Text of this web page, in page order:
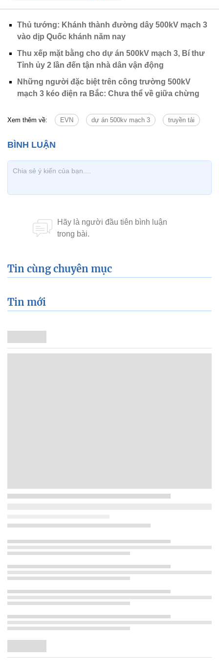
Thủ tướng: Khánh thành đường dây 500kV mạch 3
vào dịp Quốc khánh năm nay
Thu xếp mặt bằng cho dự án 500kV mạch 3, Bí thư
Tỉnh ủy 2 lần đến tận nhà dân vận động
Những người đặc biệt trên công trường 500kV
mạch 3 kéo điện ra Bắc: Chưa thể về giữa chừng
Xem thêm về: EVN dự án 500kv mạch 3 truyền tải
Tin cùng chuyên mục
Tin mới